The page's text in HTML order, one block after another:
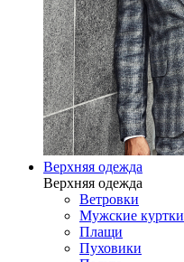
Верхняя одежда
Верхняя одежда
Ветровки
Мужские куртки
Плащи
Пуховики